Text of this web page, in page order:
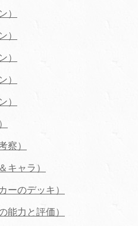
）
）
）
）
）
察）
キャラ）
ーのデッキ）
能力と評価）